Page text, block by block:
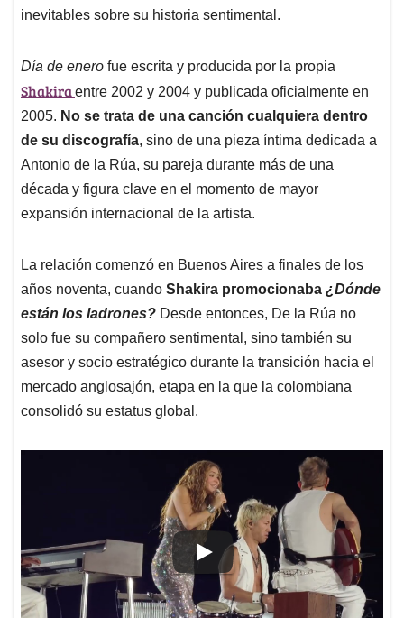
inevitables sobre su historia sentimental.
Día de enero fue escrita y producida por la propia
Shakiraentre 2002 y 2004 y publicada oficialmente en
2005. No se trata de una canción cualquiera dentro
de su discografía, sino de una pieza íntima dedicada a
Antonio de la Rúa, su pareja durante más de una
década y figura clave en el momento de mayor
expansión internacional de la artista.
La relación comenzó en Buenos Aires a finales de los
años noventa, cuando Shakira promocionaba ¿Dónde
están los ladrones? Desde entonces, De la Rúa no
solo fue su compañero sentimental, sino también su
asesor y socio estratégico durante la transición hacia el
mercado anglosajón, etapa en la que la colombiana
consolidó su estatus global.